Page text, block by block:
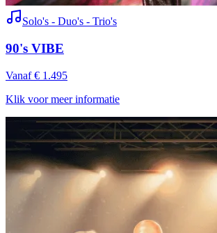
Solo's - Duo's - Trio's
90's VIBE
Vanaf € 1.495
Klik voor meer informatie